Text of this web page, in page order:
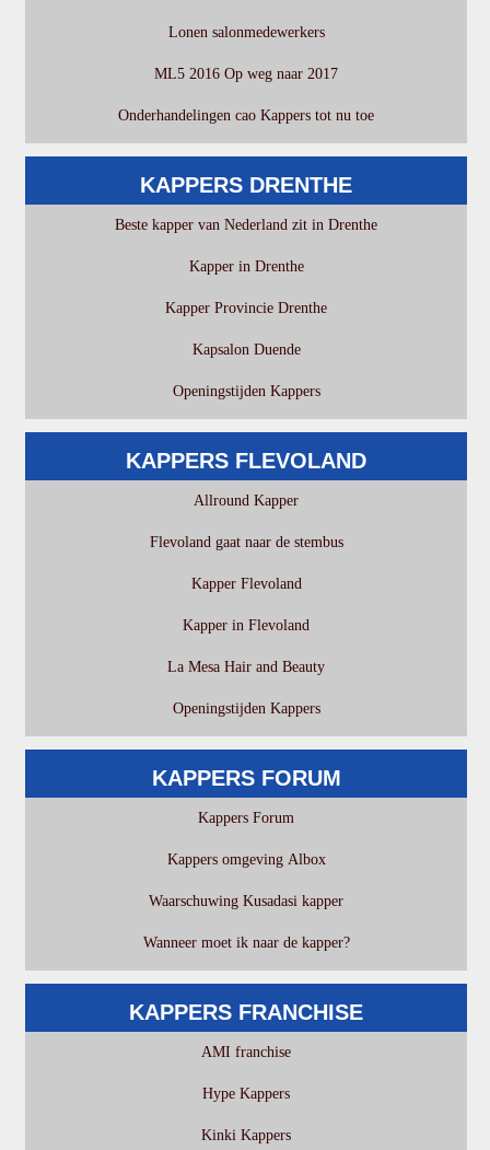
Lonen salonmedewerkers
ML5 2016 Op weg naar 2017
Onderhandelingen cao Kappers tot nu toe
KAPPERS DRENTHE
Beste kapper van Nederland zit in Drenthe
Kapper in Drenthe
Kapper Provincie Drenthe
Kapsalon Duende
Openingstijden Kappers
KAPPERS FLEVOLAND
Allround Kapper
Flevoland gaat naar de stembus
Kapper Flevoland
Kapper in Flevoland
La Mesa Hair and Beauty
Openingstijden Kappers
KAPPERS FORUM
Kappers Forum
Kappers omgeving Albox
Waarschuwing Kusadasi kapper
Wanneer moet ik naar de kapper?
KAPPERS FRANCHISE
AMI franchise
Hype Kappers
Kinki Kappers